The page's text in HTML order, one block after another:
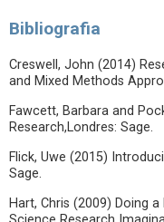
Bibliografia
Creswell, John (2014)
and Mixed Methods
Fawcett, Barbara and
Research,Londres: Sage.
Flick, Uwe (2015)
Sage.
Hart, Chris (2009) Doing